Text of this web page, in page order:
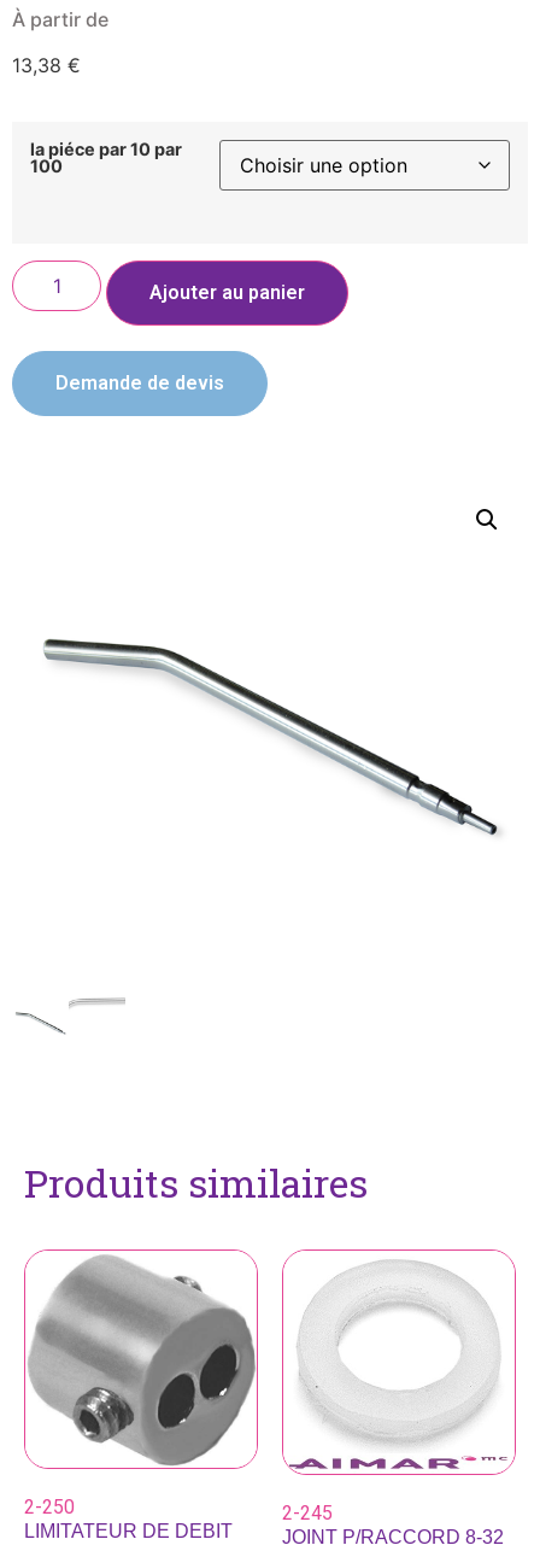
À partir de
13,38 €
la piéce par 10 par
100
Ajouter au panier
Demande de devis
Produits similaires
2-250
LIMITATEUR DE DEBIT
2-245
JOINT P/RACCORD 8-32